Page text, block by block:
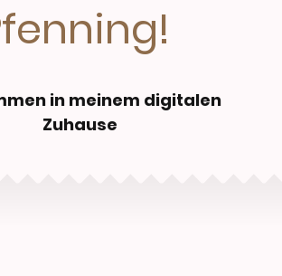
in meinem digitalen
Zuhause